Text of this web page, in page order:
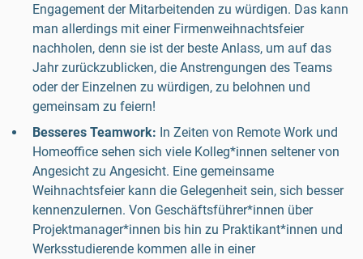
Engagement der Mitarbeitenden zu würdigen. Das kann
man allerdings mit einer Firmenweihnachtsfeier
nachholen, denn sie ist der beste Anlass, um auf das
Jahr zurückzublicken, die Anstrengungen des Teams
oder der Einzelnen zu würdigen, zu belohnen und
gemeinsam zu feiern!
Besseres Teamwork: In Zeiten von Remote Work und
Homeoffice sehen sich viele Kolleg*innen seltener von
Angesicht zu Angesicht. Eine gemeinsame
Weihnachtsfeier kann die Gelegenheit sein, sich besser
kennenzulernen. Von Geschäftsführer*innen über
Projektmanager*innen bis hin zu Praktikant*innen und
Werksstudierende kommen alle in einer